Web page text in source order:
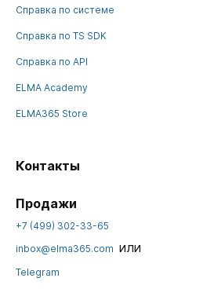
Справка по системе
Справка по TS SDK
Справка по API
ELMA Academy
ELMA365 Store
Контакты
Продажи
+7 (499) 302-33-65
inbox@elma365.com или
Telegram